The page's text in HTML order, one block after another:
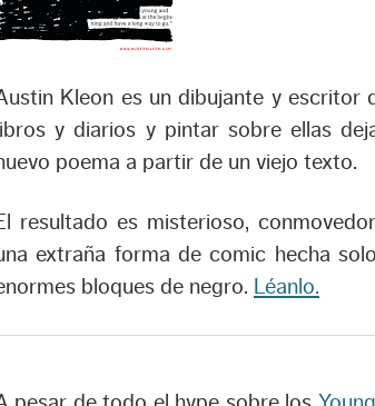
Kleon es un dibujante y escritor
y diarios y pintar sobre ellas
poema a partir de un viejo texto.
resultado es misterioso,
extraña forma de comic hecha
bloques de negro. Léanlo.